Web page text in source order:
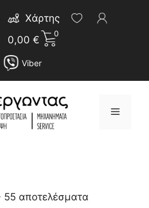
Χάρτης
0,00 €
0
Viber
αποτελέσματα